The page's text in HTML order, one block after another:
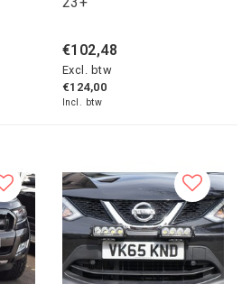
€102,48
Excl. btw
€124,00
Incl. btw